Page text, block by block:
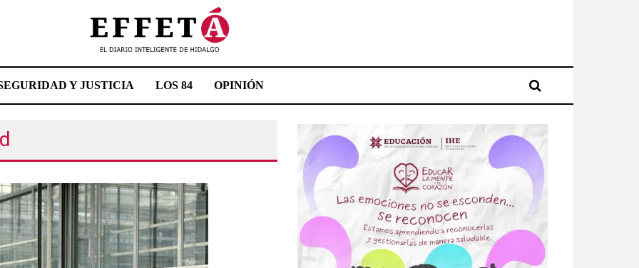
Y JUSTICIA LOS 84 OPINIÓN